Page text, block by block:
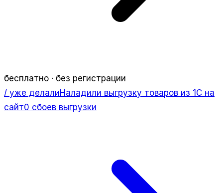
бесплатно · без регистрации
/ уже делалиНаладили выгрузку товаров из 1С на
сайт0 сбоев выгрузки